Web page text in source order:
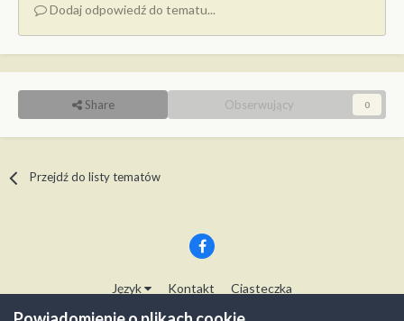
Dodaj odpowiedź do tematu...
Share Obserwujący 0
Przejdź do listy tematów
Język Kontakt Ciasteczka
Copyright © Modelwork.pl